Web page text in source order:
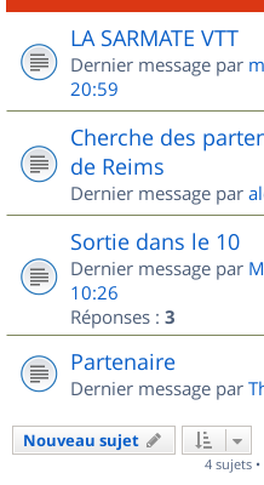
LA SARMATE VTT
Dernier message par
20:59
Cherche des
de Reims
Dernier message par
Sortie dans le 10
Dernier message par
10:26
Réponses : 3
Partenaire
Dernier message par
Nouveau sujet
4 sujets •